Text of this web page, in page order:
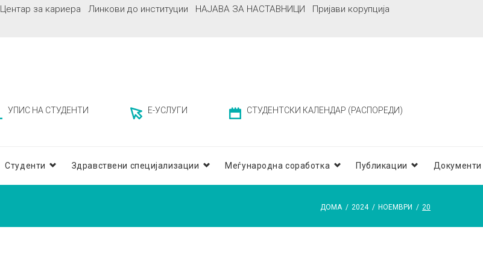
Центар за кариера Линкови до институции НАЈАВА ЗА НАСТАВНИЦИ Пријави корупција
УПИС НА СТУДЕНТИ Е-УСЛУГИ СТУДЕНТСКИ КАЛЕНДАР (РАСПОРЕДИ)
Студенти Здравствени специјализации Меѓународна соработка Публикации Документи
ДОМА / 2024 / НОЕМВРИ / 20